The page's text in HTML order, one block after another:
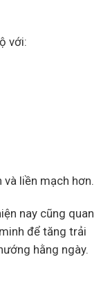
với:
liền mạch hơn.
nay cũng quan
để tăng trải
hằng ngày.